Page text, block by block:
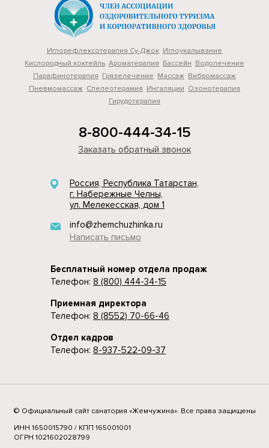
Иглорефлексотерапия Су-Джок Иглоукалывание
Кислородный коктейль Ароматерапия Бассейн Водолечение
Парафинотерапия Грязелечение Массаж Вибромассаж
Пневмомассаж Cпелеотерамия Ингаляции Озонотерапия
Гирудотерапия
8-800-444-34-15
Заказать обратный звонок
Россия, Республика Татарстан,
г. Набережные Челны,
ул. Мелекесская, дом 1
info@zhemchuzhinka.ru
Написать письмо
Бесплатный номер отдела продаж
Телефон: 8 (800) 444-34-15
Приемная директора
Телефон: 8 (8552) 70-66-46
Отдел кадров
Телефон: 8-937-522-09-37
© Официальный сайт санатория «Жемчужина». Все права защищены
ИНН 1650015790 / КПП 165001001
ОГРН 1021602028799